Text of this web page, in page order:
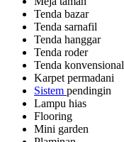
Tenda bazar
Tenda sarnafil
Tenda hanggar
Tenda roder
Tenda konvensional
Karpet permadani
Sistem pendingin
Lampu hias
Flooring
Mini garden